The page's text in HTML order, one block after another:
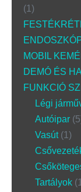
1
MOBIL
DEMÓ ÉS
FUNKCIÓ
Légi
Autóipar 5
Vasút 1
Tartályok 1